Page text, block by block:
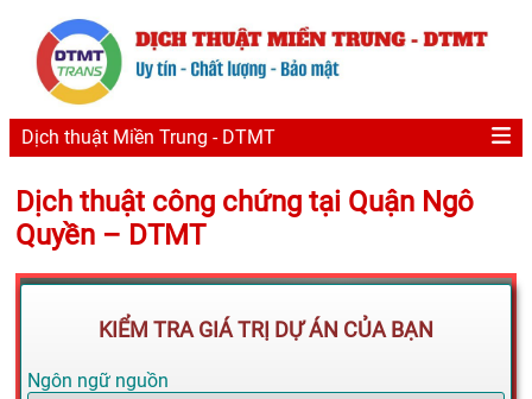
Dịch thuật Miền Trung - DTMT
Dịch thuật công chứng tại Quận Ngô
Quyền – DTMT
KIỂM TRA GIÁ TRỊ DỰ ÁN CỦA BẠN
Ngôn ngữ nguồn